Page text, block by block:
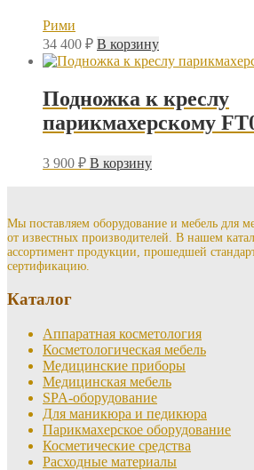
Рими
34 400 ₽ В корзину
Подножка к креслу
парикмахерскому
3 900 ₽ В корзину
Мы поставляем оборудование и мебель для
от известных производителей. В нашем
ассортимент продукции, прошедшей
сертификацию.
Каталог
Аппаратная косметология
Косметологическая мебель
Медицинские приборы
Медицинская мебель
SPA-оборудование
Для маникюра и педикюра
Парикмахерское оборудование
Косметические средства
Расходные материалы